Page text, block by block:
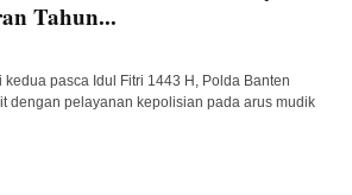
Tahun...
pasca Idul Fitri 1443 H, Polda Banten
dengan pelayanan kepolisian pada arus mudik